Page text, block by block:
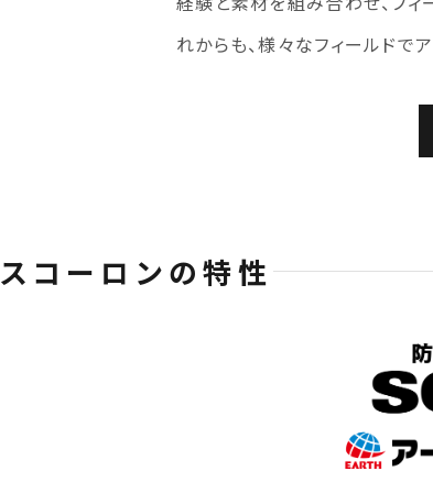
れからも、様々なフィールドで
スコーロンの特性